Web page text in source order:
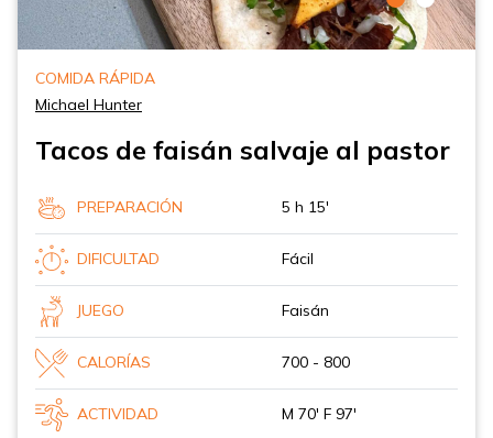
COMIDA RÁPIDA
Michael Hunter
Tacos de faisán salvaje al pastor
PREPARACIÓN 5 h 15'
DIFICULTAD Fácil
JUEGO Faisán
CALORÍAS 700 - 800
ACTIVIDAD M 70' F 97'